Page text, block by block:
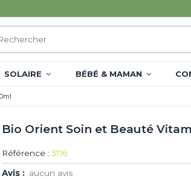
SOLAIRE BÉBÉ & MAMAN
Bio Orient Soin et Beauté
Référence : 5716
Avis : aucun avis